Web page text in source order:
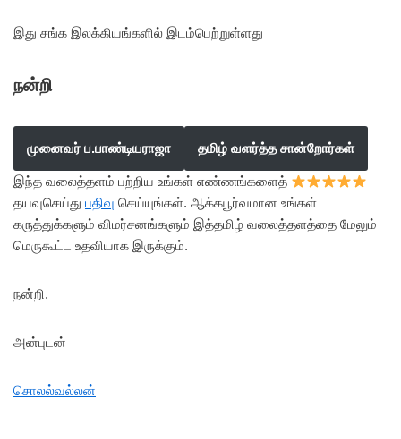
இது சங்க இலக்கியங்களில் இடம்பெற்றுள்ளது
நன்றி
முனைவர் ப.பாண்டியராஜா தமிழ் வளர்த்த சான்றோர்கள்
இந்த வலைத்தளம் பற்றிய உங்கள் எண்ணங்களைத்
தயவுசெய்து பதிவு செய்யுங்கள். ஆக்கபூர்வமான உங்கள்
கருத்துக்களும் விமர்சனங்களும் இத்தமிழ் வலைத்தளத்தை மேலும்
மெருகூட்ட உதவியாக இருக்கும்.
நன்றி.
அன்புடன்
சொலல்வல்லன்